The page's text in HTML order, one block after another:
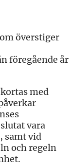
överstiger
föregående år
med
vara
samt vid
och regeln